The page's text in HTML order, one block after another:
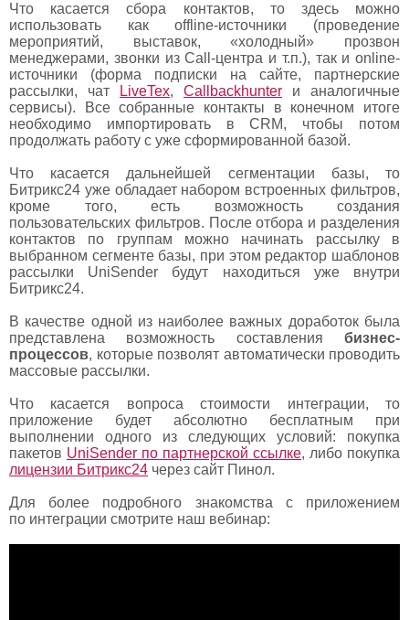
Что касается сбора контактов, то здесь можно
использовать как offline-источники (проведение
мероприятий, выставок, «холодный» прозвон
менеджерами, звонки из Call-центра и т.п.), так и online-
источники (форма подписки на сайте, партнерские
рассылки, чат
LiveTex, Callbackhunter и аналогичные
сервисы). Все собранные контакты в конечном итоге
необходимо импортировать в CRM, чтобы потом
продолжать работу с уже сформированной базой.
Что касается дальнейшей сегментации базы, то
Битрикс24 уже обладает набором встроенных фильтров,
кроме того, есть возможность создания
пользовательских фильтров. После отбора и разделения
контактов по группам можно начинать рассылку в
выбранном сегменте базы, при этом редактор шаблонов
рассылки
UniSender будут находиться уже внутри
Битрикс24.
В качестве одной из наиболее важных доработок была
представлена возможность составления бизнес-
процессов, которые позволят автоматически проводить
массовые рассылки.
Что касается вопросастоимости интеграции, то
приложение будет абсолютно бесплатным при
выполнении одного из следующих условий: покупка
пакетов UniSender по партнерской ссылке, либо покупка
лицензии Битрикс24 через сайт Пинол.
Для более подробного знакомства с приложением
по интеграции смотрите наш вебинар: